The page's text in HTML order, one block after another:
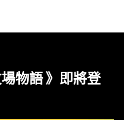
場物語 》即將登